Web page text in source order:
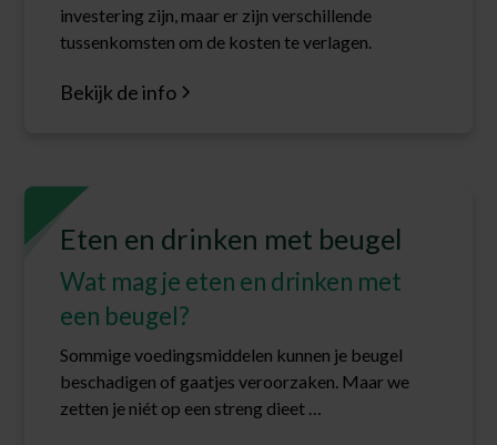
investering zijn, maar er zijn verschillende
tussenkomsten om de kosten te verlagen.
Bekijk de info
Eten en drinken met beugel
Wat mag je eten en drinken met
een beugel?
Sommige voedingsmiddelen kunnen je beugel
beschadigen of gaatjes veroorzaken. Maar we
zetten je niét op een streng dieet …